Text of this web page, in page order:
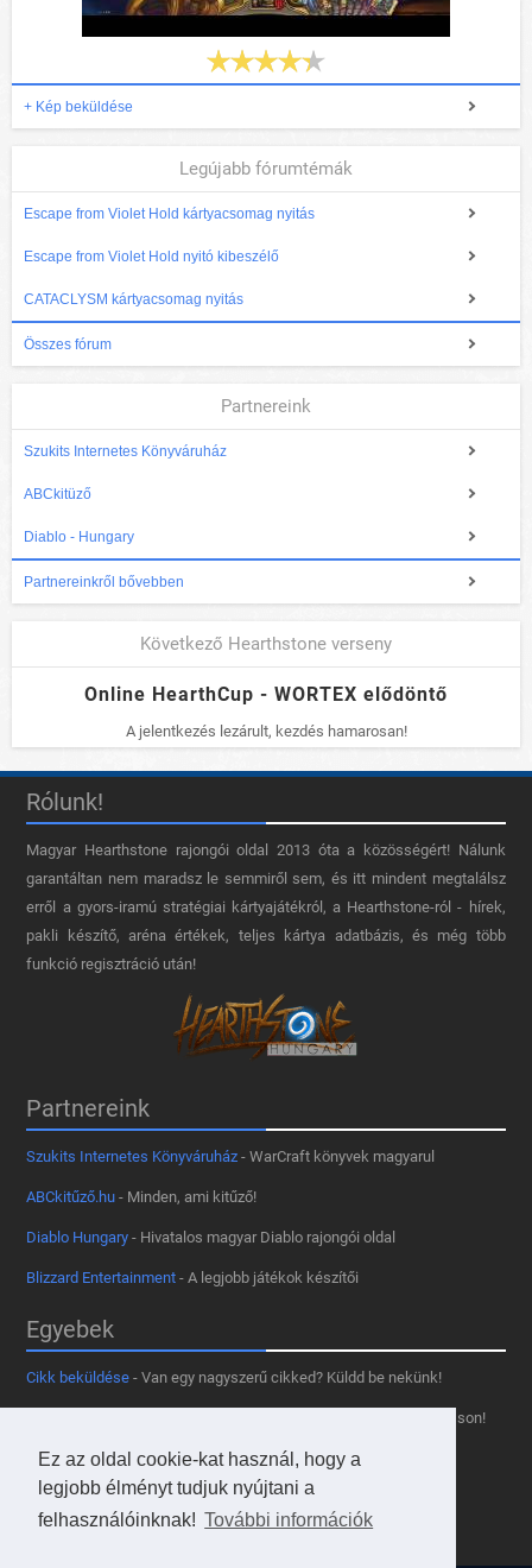
Ez az oldal cookie-kat használ, hogy a
legjobb élményt tudjuk nyújtani a
felhasználóinknak! További információk
+ Kép beküldése
Legújabb fórumtémák
Escape from Violet Hold kártyacsomag nyitás
Escape from Violet Hold nyitó kibeszélő
CATACLYSM kártyacsomag nyitás
Összes fórum
Partnereink
Szukits Internetes Könyváruház
ABCkitüző
Diablo - Hungary
Partnereinkről bővebben
Következő Hearthstone verseny
Online HearthCup - WORTEX elődöntő
A jelentkezés lezárult, kezdés hamarosan!
Rólunk!
Magyar Hearthstone​ rajongói oldal 2013 óta a közösségért! Nálunk
garantáltan nem maradsz le semmiről sem, és itt mindent megtalálsz
erről a gyors-iramú stratégiai kártyajátékról, a Hearthstone-ról - hírek,
pakli készítő, aréna értékek, teljes kártya adatbázis, és még több
funkció regisztráció után!
Partnereink
Szukits Internetes Könyváruház - WarCraft könyvek magyarul
ABCkitűző.hu - Minden, ami kitűző!
Diablo Hungary - Hivatalos magyar Diablo rajongói oldal
Blizzard Entertainment - A legjobb játékok készítői
Egyebek
Cikk beküldése - Van egy nagyszerű cikked? Küldd be nekünk!
- Tetszik az oldal? Segíts, hogy fennmaradhasson!
Kapcsolat, médiaajánlat- Lépj velünk kapcsolatba!
Használd a tooltipünket- A saját oldaladon is!